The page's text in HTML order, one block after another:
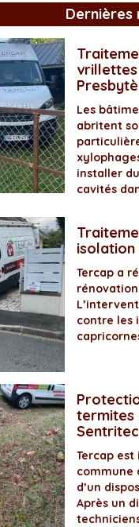
Les
abritent
installer
cavités
isolation
Tercap a
contre les
termites
Tercap
commune
d’un
Après un